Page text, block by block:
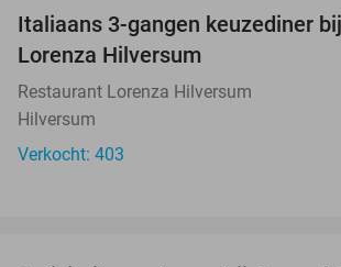
Italiaans 3-gangen keuzediner
Lorenza Hilversum
Restaurant Lorenza Hilversum
Hilversum
Verkocht: 403